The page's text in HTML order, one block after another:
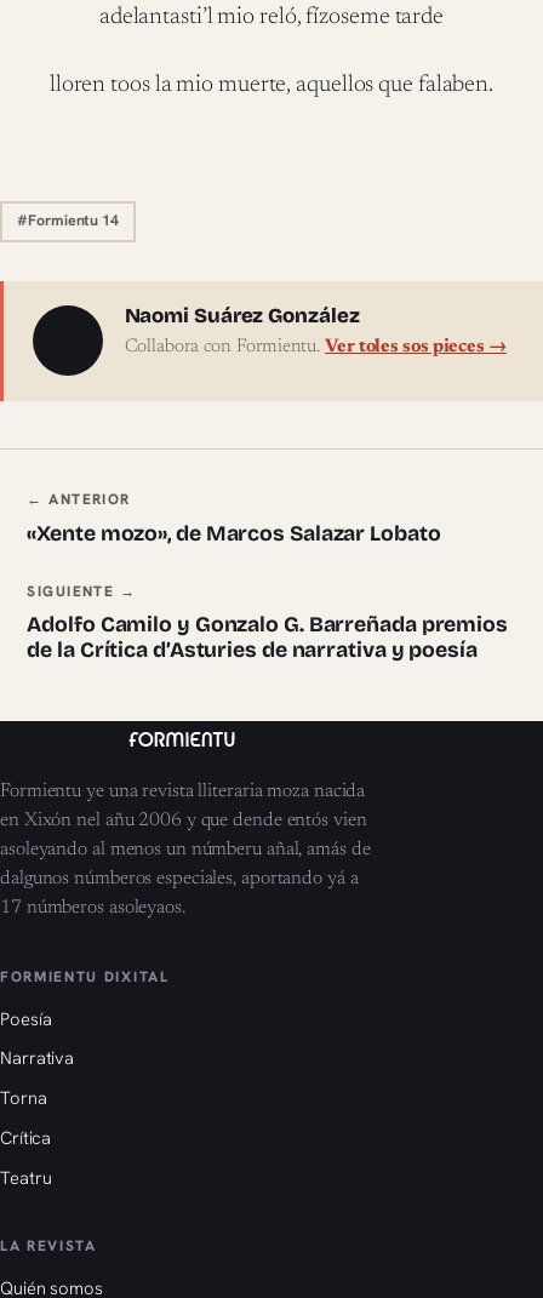
adelantasti’l mio reló, fízoseme tarde
lloren toos la mio muerte, aquellos que falaben.
#Formientu 14
Sobre l'autor
Naomi Suárez González
Collabora con Formientu. Ver toles sos pieces →
Navegación ente pieces
← ANTERIOR
«Xente mozo», de Marcos Salazar Lobato
SIGUIENTE →
Adolfo Camilo y Gonzalo G. Barreñada premios
de la Crítica d’Asturies de narrativa y poesía
Formientu ye una revista lliteraria moza nacida
en Xixón nel añu 2006 y que dende entós vien
asoleyando al menos un númberu añal, amás de
dalgunos númberos especiales, aportando yá a
17 númberos asoleyaos.
FORMIENTU DIXITAL
Poesía
Narrativa
Torna
Crítica
Teatru
LA REVISTA
Quién somos